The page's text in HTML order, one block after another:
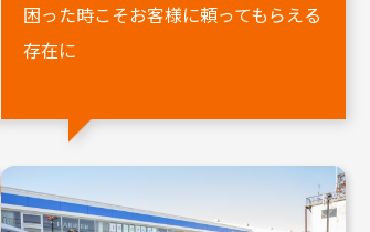
困った時こそお客様に頼ってもらえる
存在に